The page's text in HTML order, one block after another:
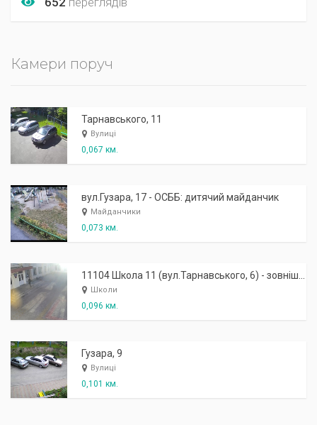
Камери поруч
Тарнавського, 11
Вулиці
0,067 км.
вул.Гузара, 17 - ОСББ: дитячий майданчик
Майданчики
0,073 км.
Школи
0,096 км.
Гузара, 9
Вулиці
0,101 км.